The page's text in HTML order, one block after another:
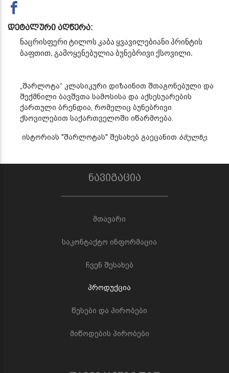
დეტალური აღწერა:
ნაცრისფერი ტილოს კაბა ყვავილებიანი პრინტის
ბაფთით, გამოყენებულია ბუნებრივი ქსოვილი.
„შარლოტა“ კლასიკური დიზაინით შთაგონებული და
შექმნილი ბავშვთა სამოსისა და აქსესუარების
ქართული ბრენდია, რომელიც ბუნებრივი
ქსოვილებით საქართველოში იწარმოება.
ისტორიას "შარლოტას" შესახებ გაეცანით ბმულზე.
ნავიგაცია
მთავარი
საკონტაქტო ინფორმაცია
ჩვენ შესახებ
პროდუქცია
წესები და პირობები
მიწოდების პირობები